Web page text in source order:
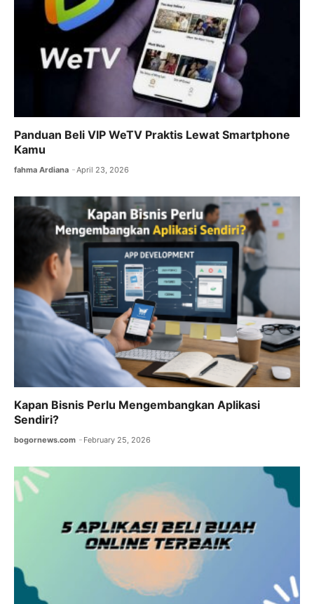
Panduan Beli VIP WeTV Praktis Lewat Smartphone
Kamu
fahma Ardiana April 23, 2026
Kapan Bisnis Perlu Mengembangkan Aplikasi
Sendiri?
bogornews.com February 25, 2026